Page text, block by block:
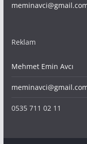
Reklam
Mehmet Emin Avcı
0535 711 02 11